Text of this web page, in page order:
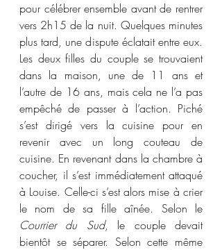
pour célébrer ensemble avant de rentrer
vers 2h15 de la nuit. Quelques minutes
plus tard, une dispute éclatait entre eux.
Les deux filles du couple se trouvaient
dans la maison, une de 11 ans et
l’autre de 16 ans, mais cela ne l’a pas
empêché de passer à l’action. Piché
s’est dirigé vers la cuisine pour en
revenir avec un long couteau de
cuisine. En revenant dans la chambre à
coucher, il s’est immédiatement attaqué
à Louise. Celle-ci s’est alors mise à crier
Courrier du Sud, le couple devait
bientôt se séparer. Selon cette même